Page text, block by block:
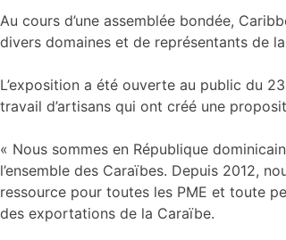
Au cours d’une assemblée bondée,
divers domaines et de représentants de
L’exposition a été ouverte au public du
travail d’artisans qui ont créé une
« Nous sommes en République
l’ensemble des Caraïbes. Depuis 2012,
ressource pour toutes les PME et toute
des exportations de la Caraïbe.